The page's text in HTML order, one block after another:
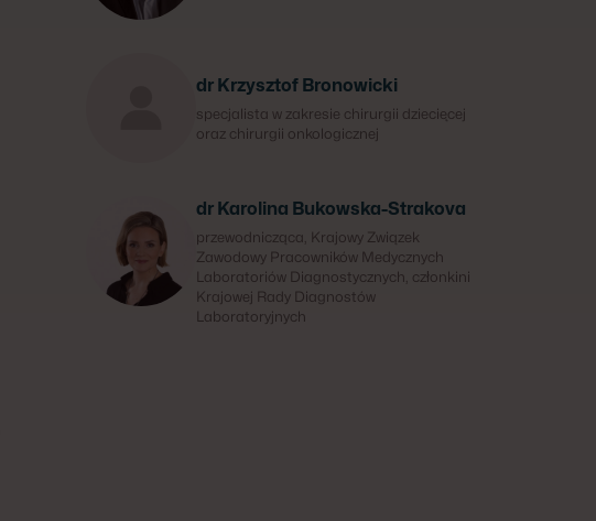
dr Krzysztof Bronowicki
specjalista w zakresie chirurgii dziecięcej
oraz chirurgii onkologicznej
dr Karolina Bukowska-Strakova
przewodnicząca, Krajowy Związek
Zawodowy Pracowników Medycznych
Laboratoriów Diagnostycznych, członkini
Krajowej Rady Diagnostów
Laboratoryjnych